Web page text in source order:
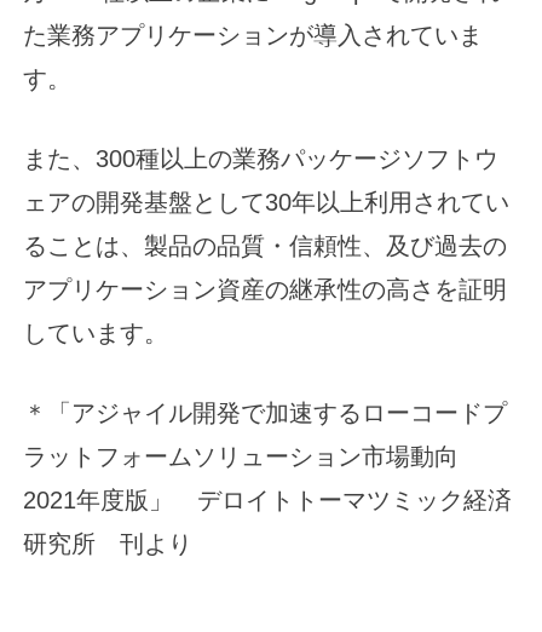
た業務アプリケーションが導入されていま
す。
また、300種以上の業務パッケージソフトウ
ェアの開発基盤として30年以上利用されてい
ることは、製品の品質・信頼性、及び過去の
アプリケーション資産の継承性の高さを証明
しています。
＊「アジャイル開発で加速するローコードプ
ラットフォームソリューション市場動向
2021年度版」 デロイトトーマツミック経済
研究所 刊より